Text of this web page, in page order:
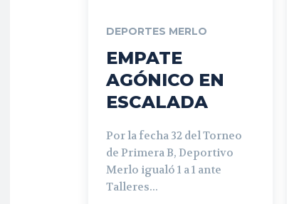
DEPORTES MERLO
EMPATE
AGÓNICO EN
ESCALADA
Por la fecha 32 del Torneo
de Primera B, Deportivo
Merlo igualó 1 a 1 ante
Talleres...